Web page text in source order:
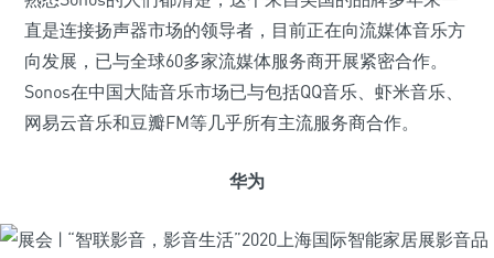
直是连接扬声器市场的领导者，目前正在向流媒体音乐方
向发展，已与全球60多家流媒体服务商开展紧密合作。
Sonos在中国大陆音乐市场已与包括QQ音乐、虾米音乐、
网易云音乐和豆瓣FM等几乎所有主流服务商合作。
华为